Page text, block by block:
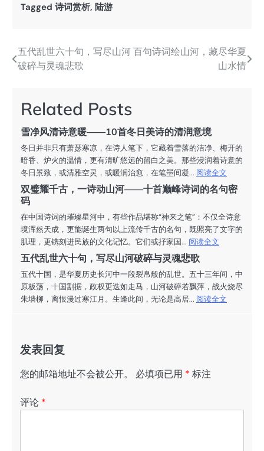
Tagged 诗词赏析, 陆游
文
章
航
五代乱世六十句，写尽山河
破碎与灵魂悲歌
百句诗词绘山河，藏尽华夏
山水情
Related Posts
雪净风清诗意暖——10首冬日美诗的清润意境
冬日并非只有萧瑟寒凉，在诗人笔下，它藏着雪落的洁净、梅开的
暗香、炉火的温情，更有清旷悠远的留白之美。那些浸润着诗意的
冬日景致，或清雅空灵，或暖润治愈，在笔墨间凝... 阅读全文
双璧耀千古，一诗动山河——十首巅峰诗词的名句密
码
在中国诗词的璀璨星河中，有些作品堪称“神来之笔”：不仅全诗意
境浑然天成，更能诞生两句以上流传千古的名句，既照亮了文字的
肌理，更镌刻进民族的文化记忆。它们或抒家国... 阅读全文
五代乱世六十句，写尽山河破碎与灵魂悲歌
五代十国，是华夏历史长河中一段裂帛般的乱世。五十三年间，中
原板荡，十国割据，政权更迭如走马，山河破碎若飘萍，战火烧尽
朱墙柳，离恨漫过寒江月。生逢此间，无论是高居... 阅读全文
发表回复
您的邮箱地址不会被公开。 必填项已用 * 标注
评论 *